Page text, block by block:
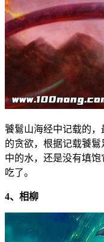
饕鬄山海经中记载的
的贪欲，根据记载饕
中的水，还是没有填
吃了。
4、相柳